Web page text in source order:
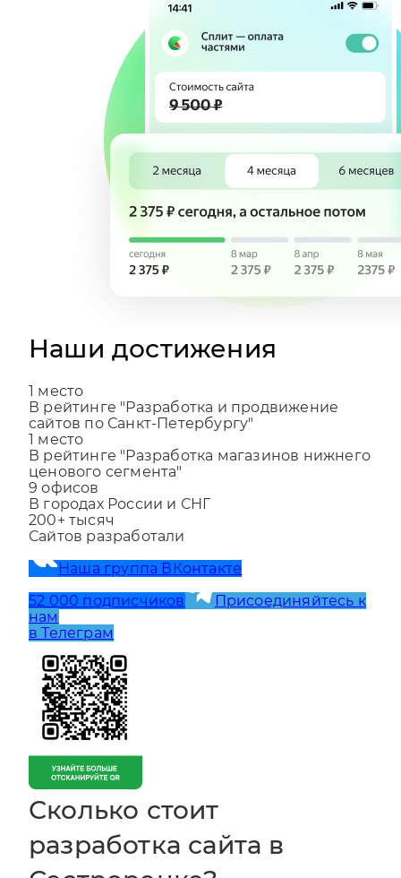
Наши достижения
1место
В рейтинге "Разработка и продвижение
сайтов по Санкт-Петербургу"
1место
В рейтинге "Разработка магазинов нижнего
ценового сегмента"
9 офисов
В городах России и СНГ
200+тысяч
52 000 подписчиков
нам
Сколько стоит
разработка сайта в